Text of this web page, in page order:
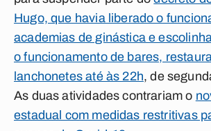
Hugo, que havia liberado o
academias de ginástica e
o funcionamento de bares,
lanchonetes até às 22h, de
As duas atividades contrariam o
estadual com medidas restritivas